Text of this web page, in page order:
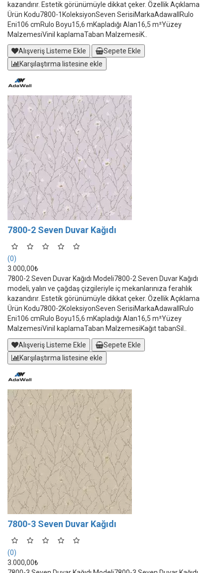
kazandırır. Estetik görünümüyle dikkat çeker. Özellik Açıklama
Ürün Kodu7800-1KoleksiyonSeven SerisiMarkaAdawallRulo
Eni106 cmRulo Boyu15,6 mKapladığı Alan16,5 m²Yüzey
MalzemesiVinil kaplamaTaban MalzemesiK..
Alışveriş Listeme Ekle
Sepete Ekle
Karşılaştırma listesine ekle
7800-2 Seven Duvar Kağıdı
(0)
3.000,00₺
7800-2 Seven Duvar Kağıdı Modeli7800-2 Seven Duvar Kağıdı
modeli, yalın ve çağdaş çizgileriyle iç mekanlarınıza ferahlık
kazandırır. Estetik görünümüyle dikkat çeker. Özellik Açıklama
Ürün Kodu7800-2KoleksiyonSeven SerisiMarkaAdawallRulo
Eni106 cmRulo Boyu15,6 mKapladığı Alan16,5 m²Yüzey
MalzemesiVinil kaplamaTaban MalzemesiKağıt tabanSil..
Alışveriş Listeme Ekle
Sepete Ekle
Karşılaştırma listesine ekle
7800-3 Seven Duvar Kağıdı
(0)
3.000,00₺